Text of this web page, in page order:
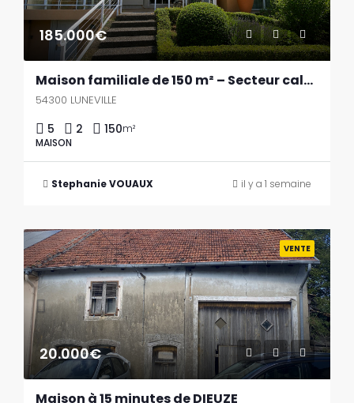
185.000€
Maison familiale de 150 m² – Secteur calme, proche des commerces
54300 LUNEVILLE
5 2 150m²
MAISON
Stephanie VOUAUX il y a 1 semaine
VENTE
20.000€
Previous Next
Maison à 15 minutes de DIEUZE